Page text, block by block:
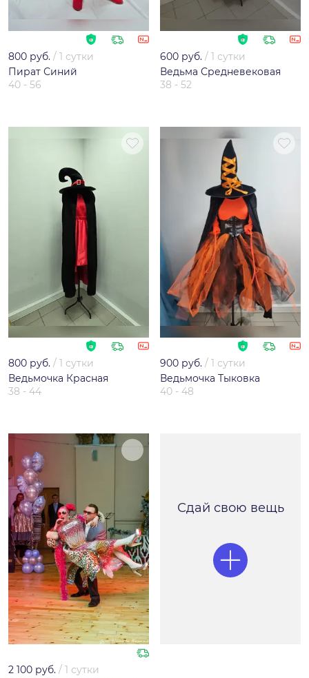
800 руб. / 1 сутки
Пират Синий
40 - 56
600 руб. / 1 сутки
Ведьма Средневековая
38 - 52
800 руб. / 1 сутки
Ведьмочка Красная
38 - 44
900 руб. / 1 сутки
Ведьмочка Тыковка
40 - 48
2 100 руб. / 1 сутки
Сдай свою вещь